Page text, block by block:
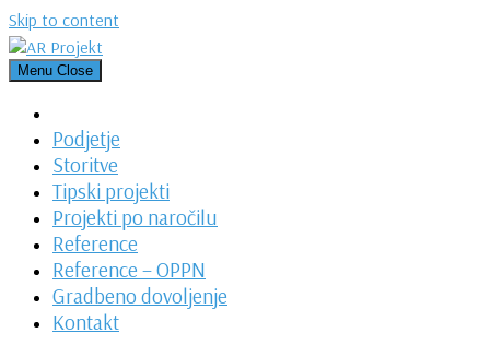
Skip to content
Menu Close
Podjetje
Storitve
Tipski projekti
Projekti po naročilu
Reference
Reference – OPPN
Gradbeno dovoljenje
Kontakt